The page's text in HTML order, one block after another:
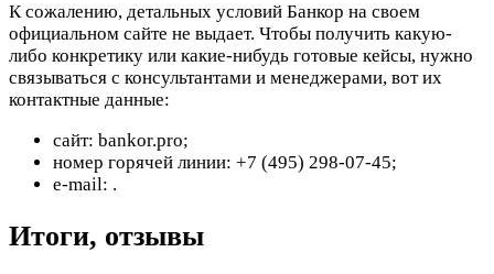
К сожалению, детальных условий Банкор на своем
официальном сайте не выдает. Чтобы получить какую-
либо конкретику или какие-нибудь готовые кейсы, нужно
связываться с консультантами и менеджерами, вот их
контактные данные:
сайт: bankor.pro;
номер горячей линии: +7 (495) 298-07-45;
e-mail: .
Итоги, отзывы